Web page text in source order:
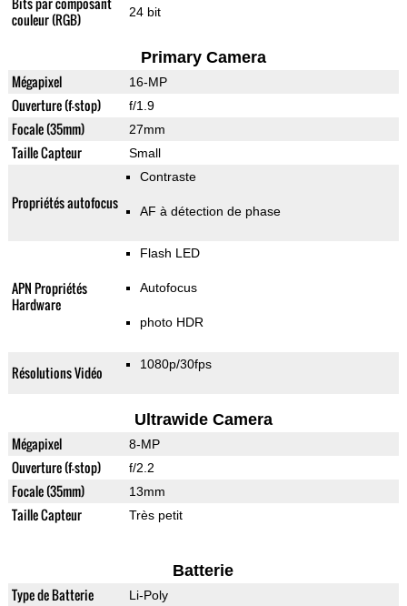
couleur (RGB)
24 bit
Primary Camera
Mégapixel 16-MP
Ouverture (f-stop) f/1.9
Focale (35mm) 27mm
Taille Capteur Small
Propriétés autofocus
Contraste
AF à détection de phase
APN Propriétés
Hardware
Flash LED
Autofocus
photo HDR
Résolutions Vidéo 1080p/30fps
Ultrawide Camera
Mégapixel 8-MP
Ouverture (f-stop) f/2.2
Focale (35mm) 13mm
Taille Capteur Très petit
Batterie
Type de Batterie Li-Poly